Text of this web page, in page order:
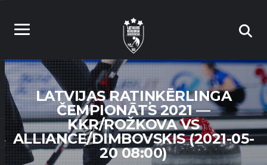
LATVIJAS RATIŅKĒRLINGA
ČEMPIONĀTS 2021 —
KKR/ROŽKOVA VS
ALLIANCE/DIMBOVSKIS (2021-05-
20 08:00)